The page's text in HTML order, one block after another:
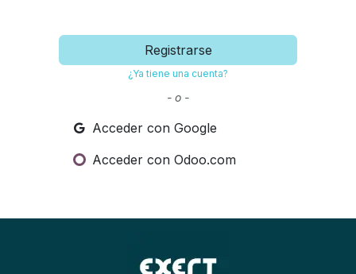
Registrarse
¿Ya tiene una cuenta?
- o -
Acceder con Google
Acceder con Odoo.com